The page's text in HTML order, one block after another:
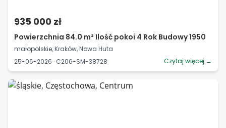
935 000 zł
Powierzchnia 84.0 m² Ilość pokoi 4 Rok Budowy 1950
małopolskie, Kraków, Nowa Huta
25-06-2026 · C206-SM-38728
Czytaj więcej →